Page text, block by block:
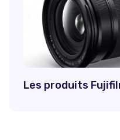
Les produits